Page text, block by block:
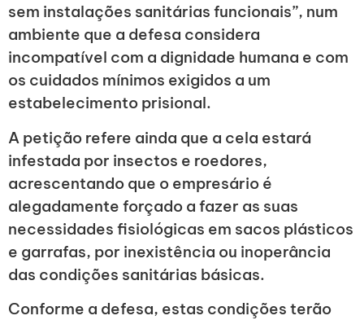
sem instalações sanitárias funcionais”, num
ambiente que a defesa considera
incompatível com a dignidade humana e com
os cuidados mínimos exigidos a um
estabelecimento prisional.
A petição refere ainda que a cela estará
infestada por insectos e roedores,
acrescentando que o empresário é
alegadamente forçado a fazer as suas
necessidades fisiológicas em sacos plásticos
e garrafas, por inexistência ou inoperância
das condições sanitárias básicas.
Conforme a defesa, estas condições terão